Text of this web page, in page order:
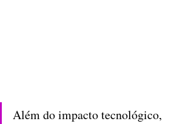
Além do impacto tecnológico,